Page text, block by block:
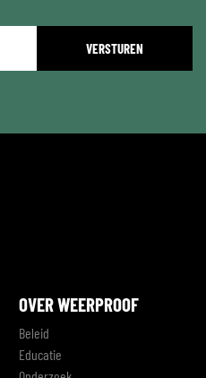
OVER WEERPROOF
Beleid
Educatie